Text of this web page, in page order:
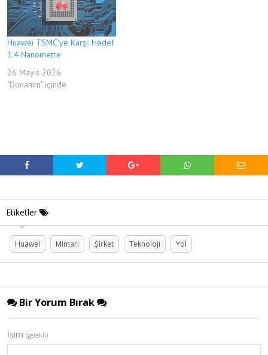
Huawei TSMC’ye Karşı: Hedef
1.4 Nanometre
26 Mayıs 2026
"Donanım" içinde
Etiketler
Huawei Mimari Şirket Teknoloji Yol
Bir Yorum Bırak
İsim (gerekli)